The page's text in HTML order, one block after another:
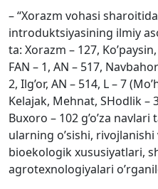
– “Xorazm vohasi
introduktsiyasining ilmiy
ta: Xorazm – 127,
FAN – 1, AN – 517,
2, Ilg’or, AN – 514, L – 7
Kelajak, Mehnat, SHodlik –
Buxoro – 102 g’o’za
ularning o’sishi,
bioekologik xususiyatlari,
agrotexnologiyalari